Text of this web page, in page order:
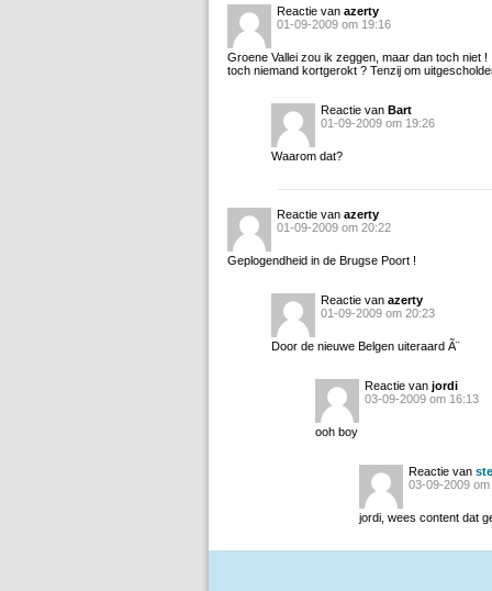
Reactie van azerty
01-09-2009 om 19:16
Groene Vallei zou ik zeggen, maar dan toch niet
toch niemand kortgerokt ? Tenzij om
Reactie van Bart
01-09-2009 om 19:26
Waarom dat?
Reactie van azerty
01-09-2009 om 20:22
Geplogendheid in de Brugse Poort !
Reactie van azerty
01-09-2009 om 20:23
Door de nieuwe Belgen uiteraard Ã¨
Reactie van jordi
03-09-2009 om 16:13
ooh boy
Reactie van
03-09-2009 om
jordi, wees content dat